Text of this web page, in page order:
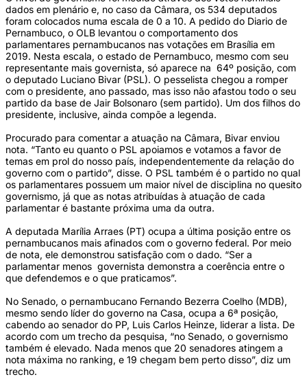
dados em plenário e, no caso da Câmara, os 534 deputados
foram colocados numa escala de 0 a 10. A pedido do Diario de
Pernambuco, o OLB levantou o comportamento dos
parlamentares pernambucanos nas votações em Brasília em
2019. Nesta escala, o estado de Pernambuco, mesmo com seu
representante mais governista, só aparece na 64º posição, com
o deputado Luciano Bivar (PSL). O pesselista chegou a romper
com o presidente, ano passado, mas isso não afastou todo o seu
partido da base de Jair Bolsonaro (sem partido). Um dos filhos do
presidente, inclusive, ainda compõe a legenda.
Procurado para comentar a atuação na Câmara, Bivar enviou
nota. “Tanto eu quanto o PSL apoiamos e votamos a favor de
temas em prol do nosso país, independentemente da relação do
governo com o partido”, disse. O PSL também é o partido no qual
os parlamentares possuem um maior nível de disciplina no quesito
governismo, já que as notas atribuídas à atuação de cada
parlamentar é bastante próxima uma da outra.
A deputada Marília Arraes (PT) ocupa a última posição entre os
pernambucanos mais afinados com o governo federal. Por meio
de nota, ele demonstrou satisfação com o dado. “Ser a
parlamentar menos governista demonstra a coerência entre o
que defendemos e o que praticamos”.
No Senado, o pernambucano Fernando Bezerra Coelho (MDB),
mesmo sendo líder do governo na Casa, ocupa a 6ª posição,
cabendo ao senador do PP, Luis Carlos Heinze, liderar a lista. De
acordo com um trecho da pesquisa, “no Senado, o governismo
também é elevado. Nada menos que 20 senadores atingem a
nota máxima no ranking, e 19 chegam bem perto disso”, diz um
trecho.